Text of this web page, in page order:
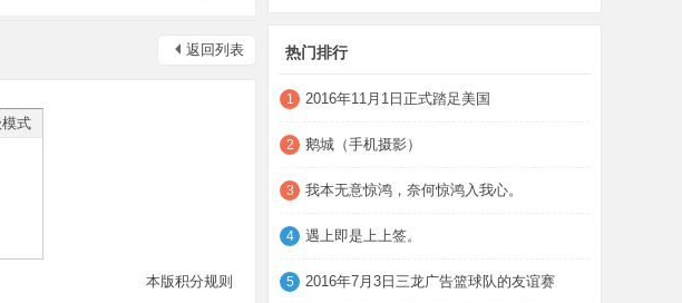
返回列表
式
本版积分规则
热门排行
1 2016年11月1日正式踏足美国
2 鹅城（手机摄影）
3 我本无意惊鸿，奈何惊鸿入我心。
4 遇上即是上上签。
5 2016年7月3日三龙广告篮球队的友谊赛